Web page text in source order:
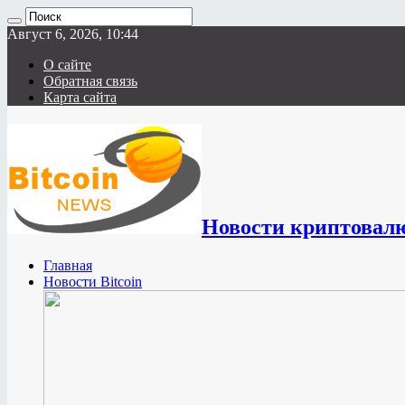
Август 6, 2026, 10:44
О сайте
Обратная связь
Карта сайта
Новости
Главная
Новости Bitcoin